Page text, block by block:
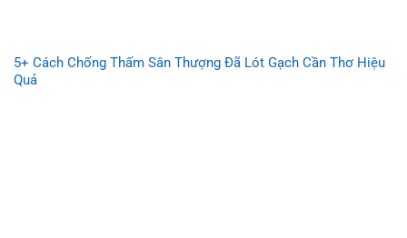
5+ Cách Chống Thấm Sân Thượng Đã Lót Gạch Cần Thơ Hiệu
Quả